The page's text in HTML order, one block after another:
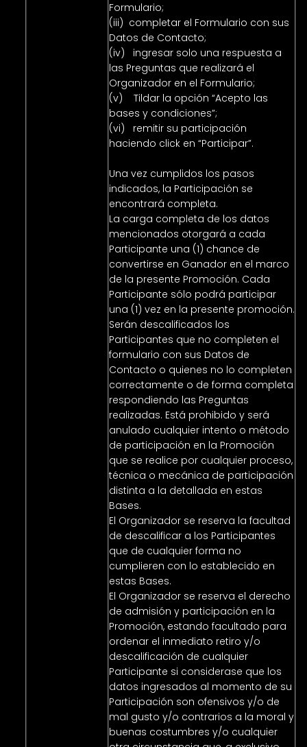
Formulario;
(iii) completar el Formulario con sus
Datos de Contacto;
(iv) ingresar solo una respuesta a
las Preguntas que realizará el
Organizador en el Formulario;
(v) Tildar la opción “Acepto las
bases y condiciones”;
(vi) remitir su participación
haciendo click en “Participar”.
Una vez cumplidos los pasos
indicados, la Participación se
encontrará completa.
La carga completa de los datos
mencionados otorgará a cada
Participante una (1) chance de
convertirse en Ganador en el marco
de la presente Promoción. Cada
Participante sólo podrá participar
una (1) vez en la presente promoción.
Serán descalificados los
Participantes que no completen el
formulario con sus Datos de
Contacto o quienes no lo completen
correctamente o de forma completa
respondiendo las Preguntas
realizadas. Está prohibido y será
anulado cualquier intento o método
de participación en la Promoción
que se realice por cualquier proceso,
técnica o mecánica de participación
distinta a la detallada en estas
Bases.
El Organizador se reserva la facultad
de descalificar a los Participantes
que de cualquier forma no
cumplieren con lo establecido en
estas Bases.
El Organizador se reserva el derecho
de admisión y participación en la
Promoción, estando facultado para
ordenar el inmediato retiro y/o
descalificación de cualquier
Participante si considerase que los
datos ingresados al momento de su
Participación son ofensivos y/o de
mal gusto y/o contrarios a la moral y
buenas costumbres y/o cualquier